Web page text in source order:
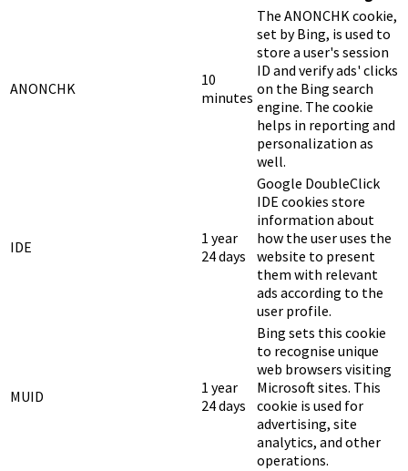
ANONCHK
10
minutes
The ANONCHK cookie,
set by Bing, is used to
store a user's session
ID and verify ads' clicks
on the Bing search
engine. The cookie
helps in reporting and
personalization as
well.
IDE
1 year
24 days
Google DoubleClick
IDE cookies store
information about
how the user uses the
website to present
them with relevant
ads according to the
user profile.
MUID
1 year
24 days
Bing sets this cookie
to recognise unique
web browsers visiting
Microsoft sites. This
cookie is used for
advertising, site
analytics, and other
operations.